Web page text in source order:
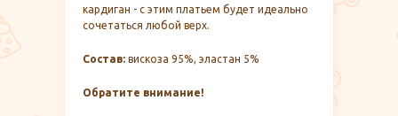
кардиган - с этим платьем будет идеально
сочетаться любой верх.
Состав: вискоза 95%, эластан 5%
Обратите внимание!